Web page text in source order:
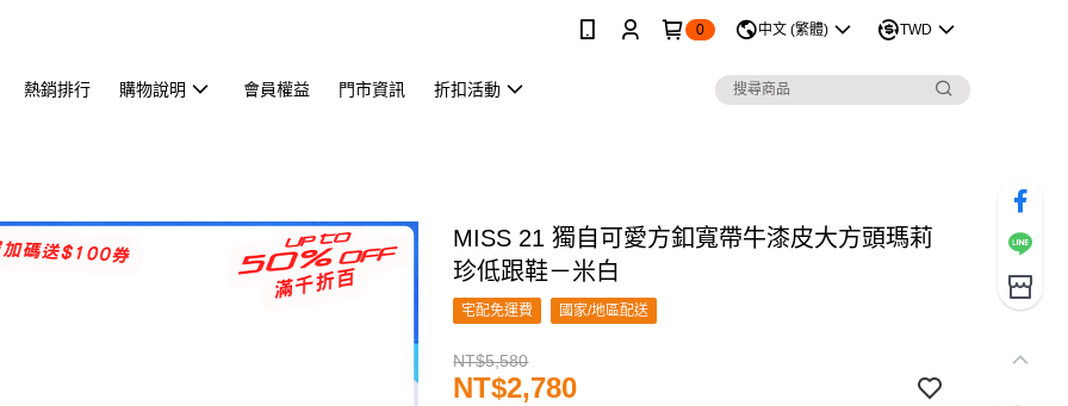
0 中文 (繁體) TWD
熱銷排行 購物說明 會員權益 門市資訊 折扣活動
MISS 21 獨自可愛方釦寬帶牛漆皮大方頭瑪莉
珍低跟鞋－米白
宅配免運費 國家/地區配送
NT$5,580
NT$2,780